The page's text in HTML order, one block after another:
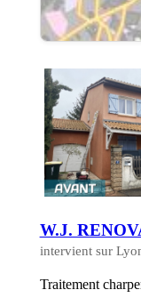
W.J.
intervient sur
Traitement